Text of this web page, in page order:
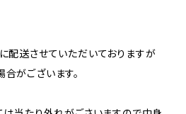
配送させていただいておりますが
がございます。